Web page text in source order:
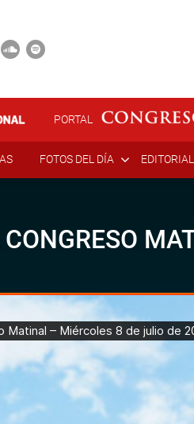
PORTAL
FOTOS DEL DÍA EDITORIAL